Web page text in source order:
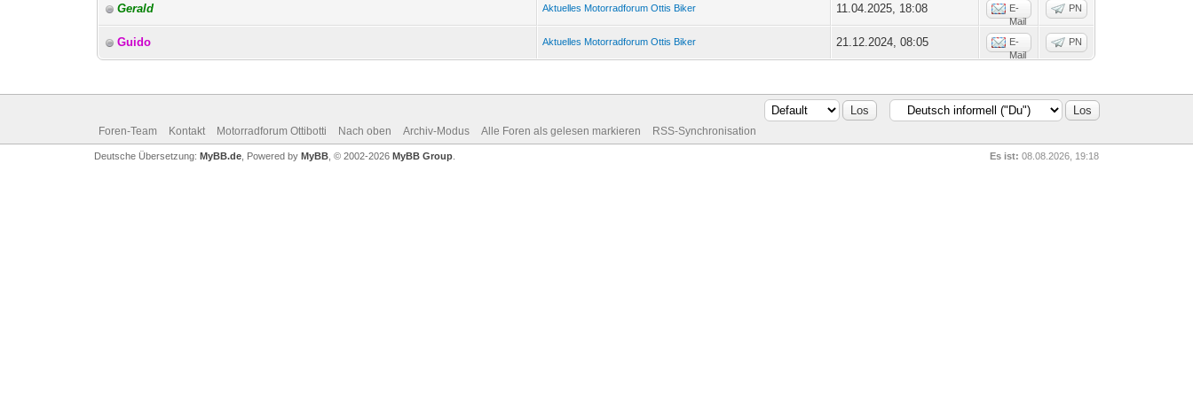
Gerald Aktuelles Motorradforum Ottis Biker 11.04.2025, 18:08
E-
Mail
PN
Guido Aktuelles Motorradforum Ottis Biker 21.12.2024, 08:05
E-
Mail
PN
Foren-Team Kontakt Motorradforum Ottibotti Nach oben Archiv-Modus Alle Foren als gelesen markieren RSS-Synchronisation
Es ist: 08.08.2026, 19:18
Deutsche Übersetzung: MyBB.de, Powered by MyBB, © 2002-2026 MyBB Group.